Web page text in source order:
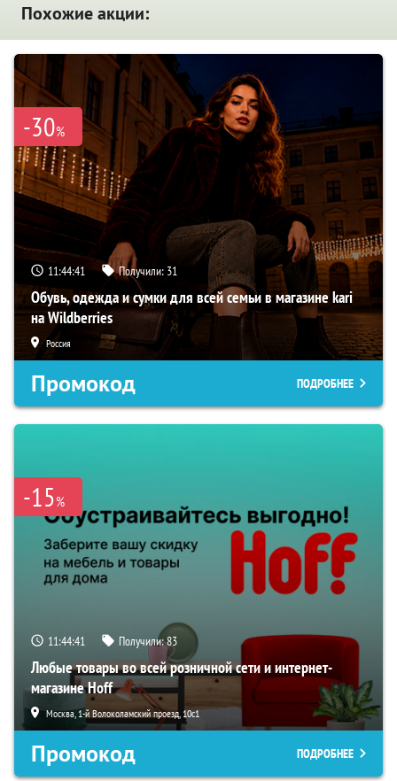
Похожие акции:
-30%
11:44:40 Получили: 31
Обувь, одежда и сумки для всей семьи в магазине kari
на Wildberries
Россия
Промокод ПОДРОБНЕЕ
-15%
11:44:40 Получили:83
Любые товары во всей розничной сети и интернет-
магазине Hoff
Москва, 1-й Волоколамский проезд, 10с1
Промокод ПОДРОБНЕЕ